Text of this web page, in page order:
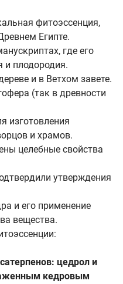
фитоэссенция,
Египте.
где его
и плодородия.
и в Ветхом завете.
(так в древности
изготовления
и храмов.
целебные свойства
утверждения
и его применение
вещества.
цедрол и
кедровым